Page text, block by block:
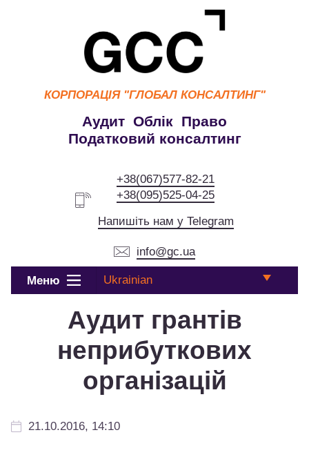
КОРПОРАЦІЯ "ГЛОБАЛ КОНСАЛТИНГ"
Аудит Облік Право
Податковий консалтинг
+38(067)577-82-21
+38(095)525-04-25
Напишіть нам у Telegram
info@gc.ua
Меню Ukrainian
Аудит грантів
неприбуткових
організацій
21.10.2016, 14:10